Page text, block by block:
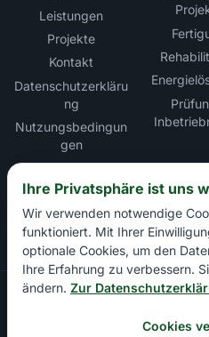
Leistungen
Projekte
Kontakt
Datenschutzerkläru
ng
Nutzungsbedingun
gen
Sitemap
Energielösungen. Alle
Ihre Privatsphäre ist uns
Wir verwenden notwendige
funktioniert. Mit Ihrer
optionale Cookies, um den
Ihre Erfahrung zu verbessern.
ändern. Zur
Cookies